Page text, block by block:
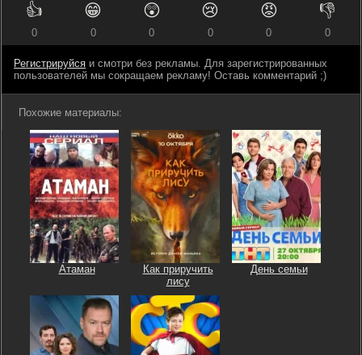
👍
0
😁
0
😲
0
😢
0
😡
0
👎
0
Регистрируйся и смотри без рекламы. Для зарегистрированных
пользователей мы сокращаем рекламу! Оставь комментарий ;)
Похожие материалы:
Атаман
Как приручить
лису
День семьи